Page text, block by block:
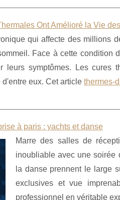
Ont Amélioré la Vie
qui affecte des millions
Face à cette condition
leurs symptômes. Les cures
eux. Cet article thermes-
à paris : yachts et danse
Marre des salles de
inoubliable avec une soirée
la danse prennent le large
exclusives et vue
professionnel en véritable